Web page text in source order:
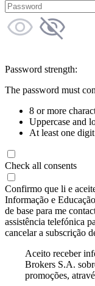
Password strength:
The password must
8 or more
Uppercase and
At least one
Check all consents
Confirmo que li e
Informação e
de base para me
assistência telefónica
cancelar a subscrição
Aceito receber
Brokers S.A.
promoções,